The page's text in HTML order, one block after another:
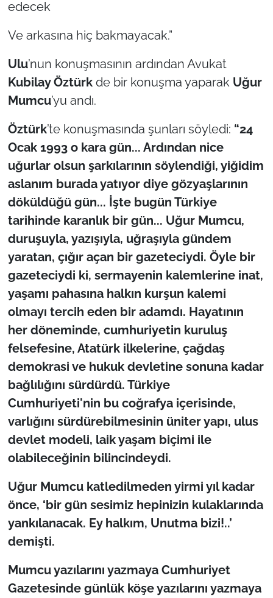
edecek
Ve arkasına hiç bakmayacak.”
Ulu’nun konuşmasının ardından Avukat
Kubilay Öztürkde bir konuşma yaparak Uğur
Mumcu’yu andı.
Öztürk’te konuşmasında şunları söyledi: “24
Ocak 1993 o kara gün... Ardından nice
uğurlar olsun şarkılarının söylendiği, yiğidim
aslanım burada yatıyor diye gözyaşlarının
döküldüğü gün... İşte bugün Türkiye
tarihinde karanlık bir gün... Uğur Mumcu,
duruşuyla, yazışıyla, uğraşıyla gündem
yaratan, çığır açan bir gazeteciydi. Öyle bir
gazeteciydi ki, sermayenin kalemlerine inat,
yaşamı pahasına halkın kurşun kalemi
olmayı tercih eden bir adamdı. Hayatının
her döneminde, cumhuriyetin kuruluş
felsefesine, Atatürk ilkelerine, çağdaş
demokrasi ve hukuk devletine sonuna kadar
bağlılığını sürdürdü. Türkiye
Cumhuriyeti'nin bu coğrafya içerisinde,
varlığını sürdürebilmesinin üniter yapı, ulus
devlet modeli, laik yaşam biçimi ile
olabileceğinin bilincindeydi.
Uğur Mumcu katledilmeden yirmi yıl kadar
önce, ‘bir gün sesimiz hepinizin kulaklarında
yankılanacak. Ey halkım, Unutma bizi!..’
demişti.
Mumcu yazılarını yazmaya Cumhuriyet
Gazetesinde günlük köşe yazılarını yazmaya